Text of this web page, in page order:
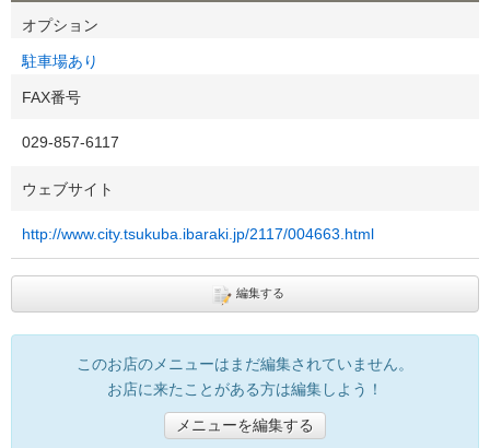
オプション
駐車場あり
FAX番号
029-857-6117
ウェブサイト
http://www.city.tsukuba.ibaraki.jp/2117/004663.html
編集する
このお店のメニューはまだ編集されていません。
お店に来たことがある方は編集しよう！
メニューを編集する